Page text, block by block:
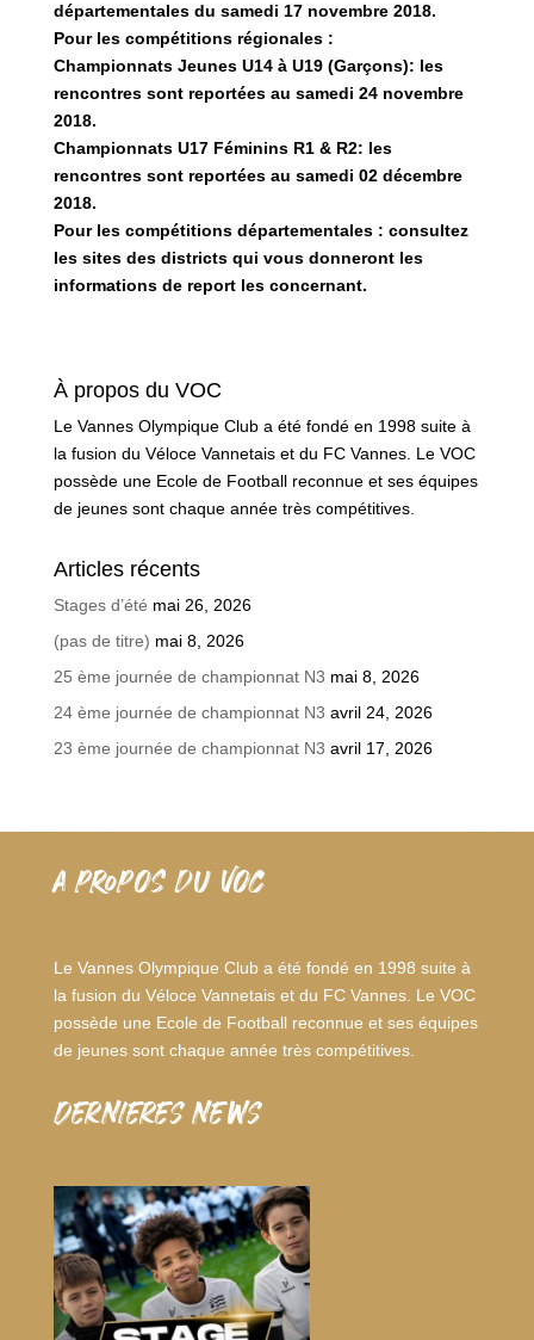
départementales du samedi 17 novembre 2018.
Pour les compétitions régionales :
Championnats Jeunes U14 à U19 (Garçons): les
rencontres sont reportées au samedi 24 novembre
2018.
Championnats U17 Féminins R1 & R2: les
rencontres sont reportées au samedi 02 décembre
2018.
Pour les compétitions départementales : consultez
les sites des districts qui vous donneront les
informations de report les concernant.
À propos du VOC
Le Vannes Olympique Club a été fondé en 1998 suite à
la fusion du Véloce Vannetais et du FC Vannes. Le VOC
possède une Ecole de Football reconnue et ses équipes
de jeunes sont chaque année très compétitives.
Articles récents
Stages d’été mai 26, 2026
(pas de titre) mai 8, 2026
25 ème journée de championnat N3 mai 8, 2026
24 ème journée de championnat N3 avril 24, 2026
23 ème journée de championnat N3 avril 17, 2026
A PROPOS DU VOC
Le Vannes Olympique Club a été fondé en 1998 suite à
la fusion du Véloce Vannetais et du FC Vannes. Le VOC
possède une Ecole de Football reconnue et ses équipes
de jeunes sont chaque année très compétitives.
dernieres news